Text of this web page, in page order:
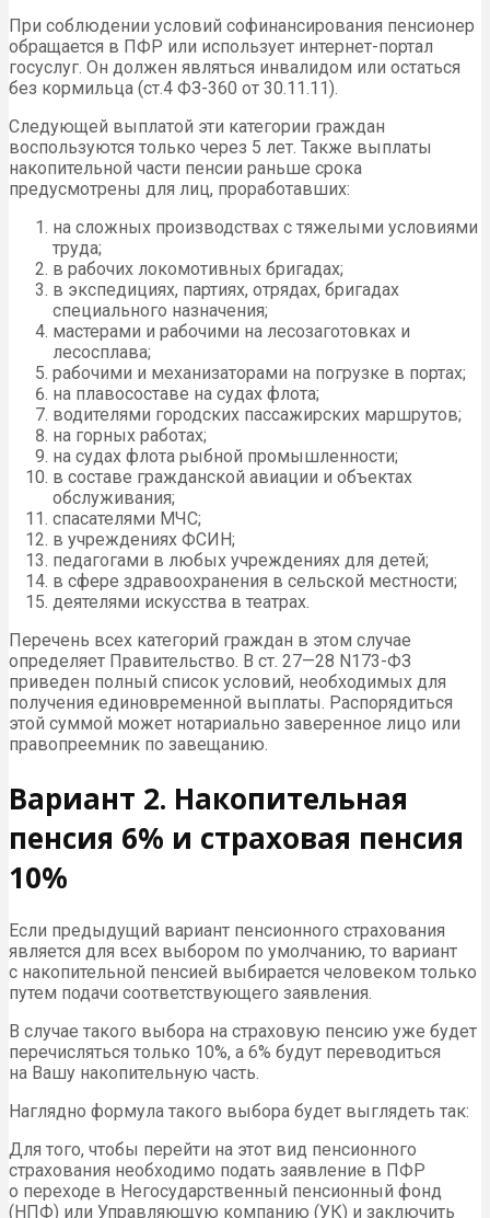
При соблюдении условий софинансирования пенсионер
обращается в ПФР или использует интернет-портал
госуслуг. Он должен являться инвалидом или остаться
без кормильца (ст.4 ФЗ-360 от 30.11.11).
Следующей выплатой эти категории граждан
воспользуются только через 5 лет. Также выплаты
накопительной части пенсии раньше срока
предусмотрены для лиц, проработавших:
на сложных производствах с тяжелыми условиями
труда;
в рабочих локомотивных бригадах;
в экспедициях, партиях, отрядах, бригадах
специального назначения;
мастерами и рабочими на лесозаготовках и
лесосплава;
рабочими и механизаторами на погрузке в портах;
на плавосоставе на судах флота;
водителями городских пассажирских маршрутов;
на горных работах;
на судах флота рыбной промышленности;
в составе гражданской авиации и объектах
обслуживания;
спасателями МЧС;
в учреждениях ФСИН;
педагогами в любых учреждениях для детей;
в сфере здравоохранения в сельской местности;
деятелями искусства в театрах.
Перечень всех категорий граждан в этом случае
определяет Правительство. В ст. 27—28 N173-ФЗ
приведен полный список условий, необходимых для
получения единовременной выплаты. Распорядиться
этой суммой может нотариально заверенное лицо или
правопреемник по завещанию.
Вариант 2. Накопительная
пенсия 6% и страховая пенсия
10%
Если предыдущий вариант пенсионного страхования
является для всех выбором по умолчанию, то вариант
с накопительной пенсией выбирается человеком только
путем подачи соответствующего заявления.
В случае такого выбора на страховую пенсию уже будет
перечисляться только 10%, а 6% будут переводиться
на Вашу накопительную часть.
Наглядно формула такого выбора будет выглядеть так:
Для того, чтобы перейти на этот вид пенсионного
страхования необходимо подать заявление в ПФР
о переходе в Негосударственный пенсионный фонд
(НПФ) или Управляющую компанию (УК) и заключить